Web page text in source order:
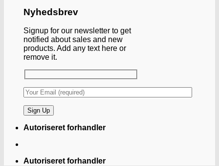
Nyhedsbrev
Signup for our newsletter to get
notified about sales and new
products. Add any text here or
remove it.
Autoriseret forhandler
Autoriseret forhandler